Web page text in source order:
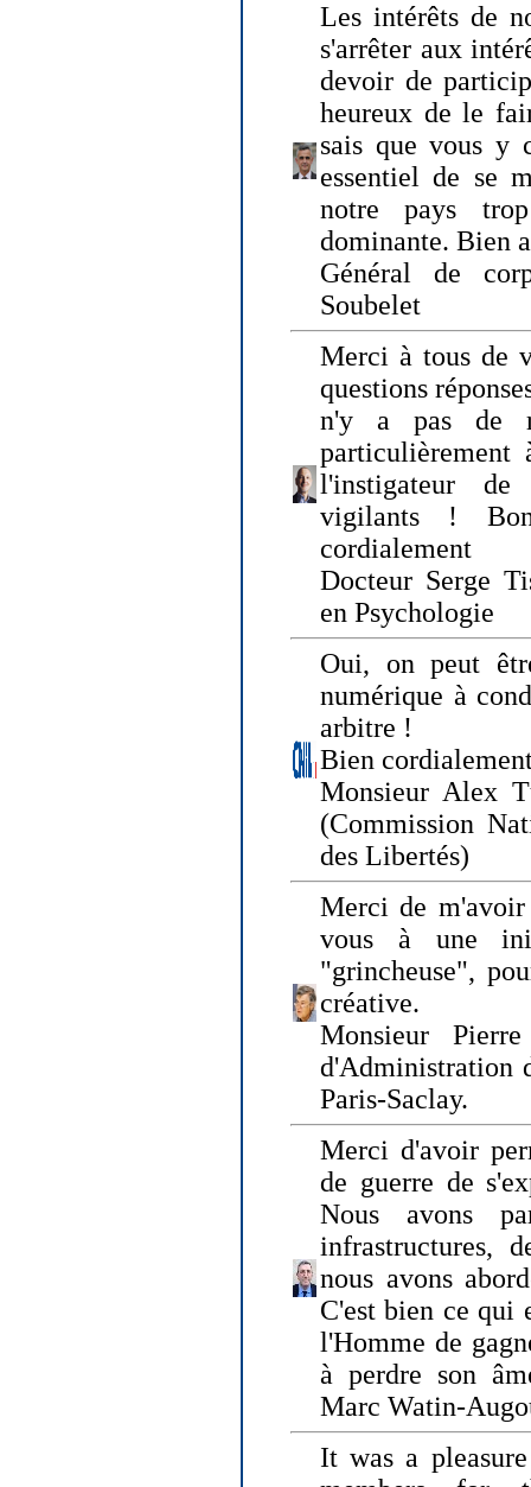
Les intérêts de
s'arrêter aux
devoir de
heureux de le
sais que vous y
essentiel de se
notre pays
dominante. Bien
Général de
Soubelet
Merci à tous de
questions
n'y a pas de
l'instigateur de
vigilants !
cordialement
Docteur Serge
en Psychologie
Oui, on peut
numérique à
arbitre !
Bien
Monsieur Alex
(Commission
des Libertés)
Merci de
vous à une
"grincheuse",
créative.
Monsieur
d'Administration
Paris-Saclay.
Merci d'avoir
de guerre de
Nous avons
infrastructures,
nous avons
C'est bien ce qui
l'Homme de
à perdre son
Marc Watin-
It was a